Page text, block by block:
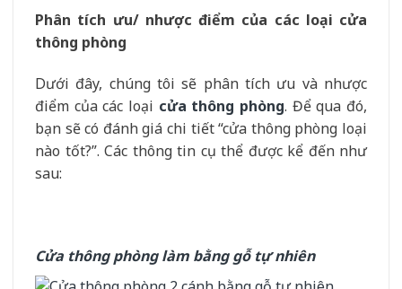
Phân tích ưu/ nhược điểm của các loại cửa
thông phòng
Dưới đây, chúng tôi sẽ phân tích ưu và nhược
điểm của các loại cửa thông phòng. Để qua đó,
bạn sẽ có đánh giá chi tiết “cửa thông phòng loại
nào tốt?”. Các thông tin cụ thể được kể đến như
sau:
Cửa thông phòng làm bằng gỗ tự nhiên